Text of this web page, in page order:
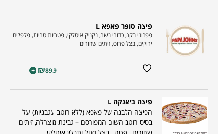
פיצה סופר פאפא L
פפרוני בקר, כדורי בשר, נקניק איטלקי, פטריות טריות, פלפלים
ירוקים, בצל פרוס, זיתים שחורים
₪89.9
+
פיצה ביאנקה L
הפיצה הלבנה של פאפא (ללא רוטב עגבניות) על
בסיס רוטב השום המפורסם – גבינת מוצרלה, זיתים